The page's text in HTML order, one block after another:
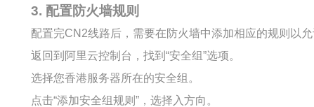
3. 配置防火墙规则
配置完CN2线路后，需要在防火墙中添加相应的规则以允
返回到阿里云控制台，找到“安全组”选项。
选择您香港服务器所在的安全组。
点击“添加安全组规则”，选择入方向。